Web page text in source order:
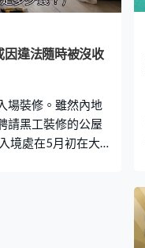
違法隨時被沒收
場裝修。雖然內地
請黑工裝修的公屋
境處在5月初在大